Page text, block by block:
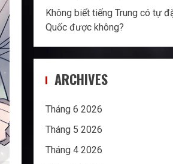
Không biết tiếng Trung có tự
Quốc được không?
ARCHIVES
Tháng 6 2026
Tháng 5 2026
Tháng 4 2026